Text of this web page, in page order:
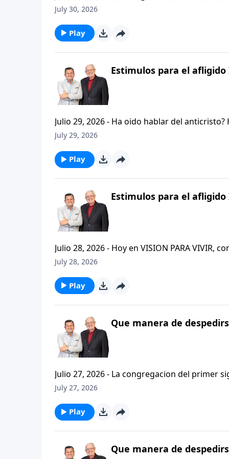
permanezcan firmes y aferrados a las
del mensaje que comenzamos hace un par
July 30, 2026
Play
Estimulos para el
Julio 29, 2026 - Ha oido hablar del
que se refiere la Biblia cuando usa la palabra
capitulo de 2 Tesalonicenses y escuchemos
AFLIGIDO.
July 29, 2026
Play
Estimulos para el afligido
Julio 28, 2026 - Hoy en VISION PARA
CRISTIANISMO FIRME: UN ESTUDIO DE 2
el pastor Carlos A. Zazueta titulo: "ESTIMULOS
July 28, 2026
Play
Que manera de
Julio 27, 2026 - La congregacion del primer
interpersonales cristianas y genuinas. Se afirmaban mutuamente. Daban cuentas de si mismos unos con
que significa desarrollar relaciones
July 27, 2026
Play
Que manera de